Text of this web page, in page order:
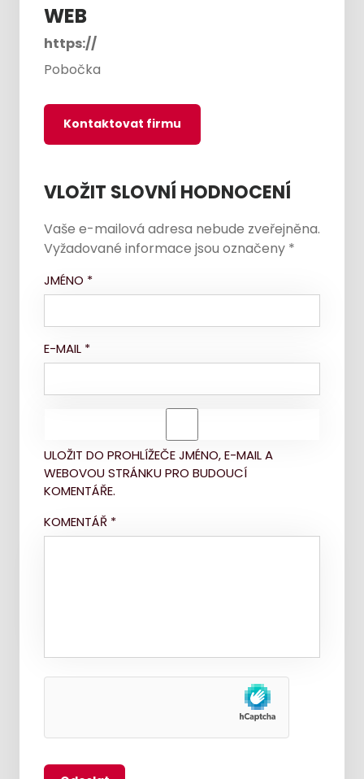
WEB
https://
Pobočka
Kontaktovat firmu
VLOŽIT SLOVNÍ HODNOCENÍ
Vaše e-mailová adresa nebude zveřejněna.
Vyžadované informace jsou označeny *
JMÉNO *
E-MAIL *
ULOŽIT DO PROHLÍŽEČE JMÉNO, E-MAIL A
WEBOVOU STRÁNKU PRO BUDOUCÍ
KOMENTÁŘE.
KOMENTÁŘ *